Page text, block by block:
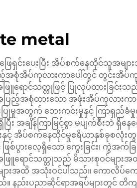
metal
င်းပေးပြီး အိပ်စက်နေထိုင်သူအများ
အစုံအိပ်ကုလားကာပေါ်တွင် တွင်းအိပ်
ြူရောင်သတ္တုဖြင့် ပြုလုပ်ထားခြင်း
ြည့်အစုံထားသော အဖုံးအိပ်ကုလားကာ
ြုမှုအတွက် ဘေးကင်းမှုနှင့် ကြာရှည်ခံ
း အချိန်ကြာမြင့်စွာ မပျက်စီးဘဲ ရှိန
င့် အိပ်စက်နေထိုင်မှုဧရိယာနှစ်ခုစလုံးတွ
ပွားလေ့ရှိသော ကွေးခြင်း၊ ကွဲအက်ခြင်
ြူရောင်သတ္တုသည် မိသားစုဝင်များအ
အထိ အသုံးဝင်ပါသည်။ ကောလိပ်ကျော
ည်းပညာဆိုင်ရာအရပ်များတွင် တိကျစွ